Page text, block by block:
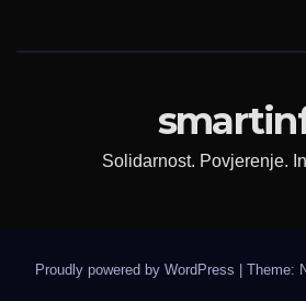
Solidarnost. Povjerenje.
Proudly powered by WordPress Theme: